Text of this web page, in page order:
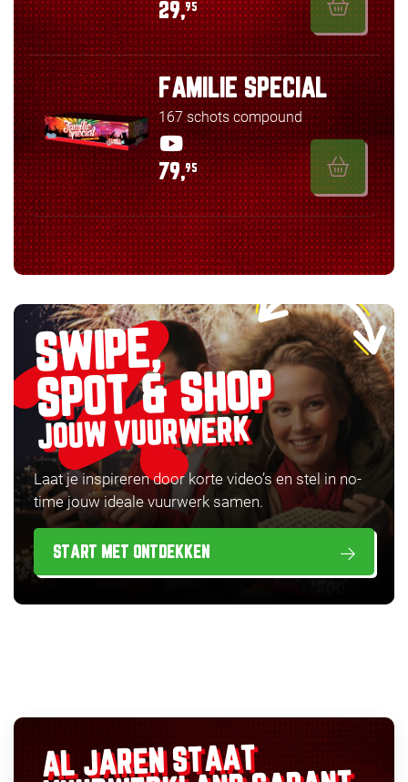
29,95
FAMILIE SPECIAL
167 schots compound
79,95
SWIPE,
SPOT & SHOP
JOUW VUURWERK
Laat je inspireren door korte video’s en stel in no-
time jouw ideale vuurwerk samen.
START MET ONTDEKKEN
AL JAREN STAAT